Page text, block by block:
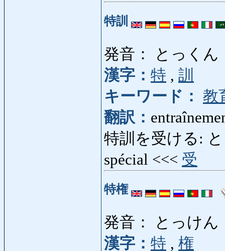
特訓
発音： とっくん
漢字： 特 , 訓
キーワード： 教
翻訳：
特訓を受ける:
spécial <<< 受
特権
発音： とっけん
漢字： 特 , 権